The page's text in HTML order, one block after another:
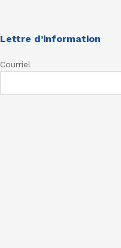
Lettre d’information
Courriel